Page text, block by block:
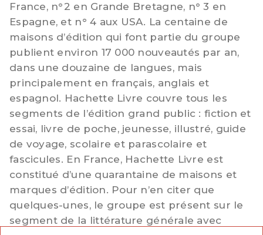
France, n°2 en Grande Bretagne, n° 3 en
Espagne, et n° 4 aux USA. La centaine de
maisons d’édition qui font partie du groupe
publient environ 17 000 nouveautés par an,
dans une douzaine de langues, mais
principalement en français, anglais et
espagnol. Hachette Livre couvre tous les
segments de l’édition grand public : fiction et
essai, livre de poche, jeunesse, illustré, guide
de voyage, scolaire et parascolaire et
fascicules. En France, Hachette Livre est
constitué d’une quarantaine de maisons et
marques d’édition. Pour n’en citer que
quelques-unes, le groupe est présent sur le
segment de la littérature générale avec